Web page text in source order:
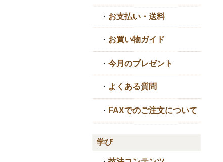
・ お支払い・送料
・ お買い物ガイド
・ 今月のプレゼント
・ よくある質問
・ FAXでのご注文について
学び